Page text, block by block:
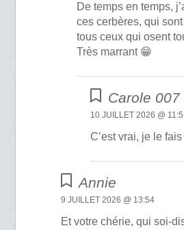
De temps en temps,
ces cerbères, qui
tous ceux qui osent
Très marrant 😁
Carole
10 JUILLET 2026 @
C’est vrai, je le
Annie
9 JUILLET 2026 @ 13:54
Et votre chérie, qui soi-